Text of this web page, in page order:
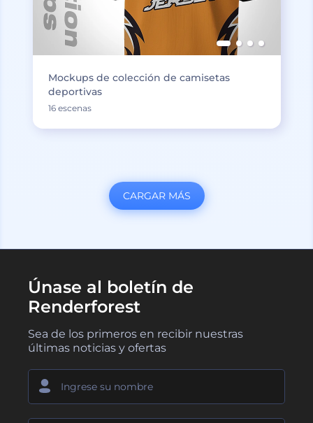
Mockups de colección de camisetas
deportivas
16 escenas
CARGAR MÁS
Únase al boletín de
Renderforest
Sea de los primeros en recibir nuestras
últimas noticias y ofertas